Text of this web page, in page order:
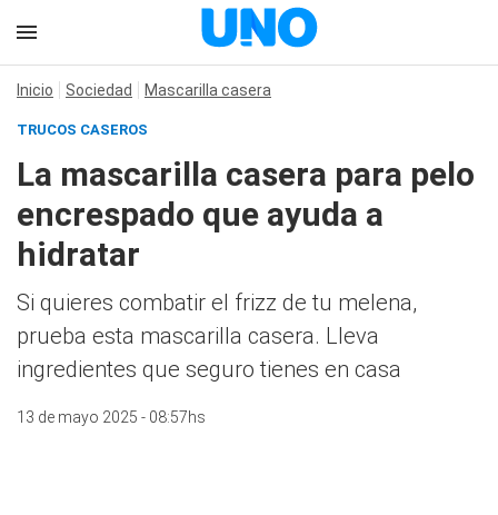
Inicio Sociedad Mascarilla casera
TRUCOS CASEROS
La mascarilla casera para pelo
encrespado que ayuda a
hidratar
Si quieres combatir el frizz de tu melena,
prueba esta mascarilla casera. Lleva
ingredientes que seguro tienes en casa
13 de mayo 2025 - 08:57hs